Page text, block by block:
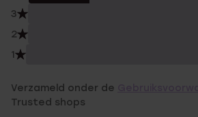
3
2
1
Verzameld onder de
Trusted shops